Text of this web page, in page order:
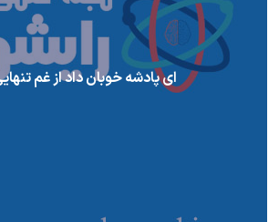
ای پادشه خوبان داد از غم